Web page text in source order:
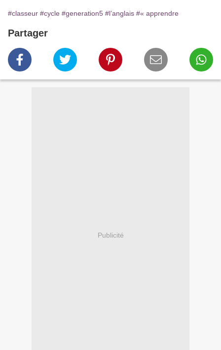
#classeur #cycle #generation5 #l’anglais #« apprendre
Partager
Publicité